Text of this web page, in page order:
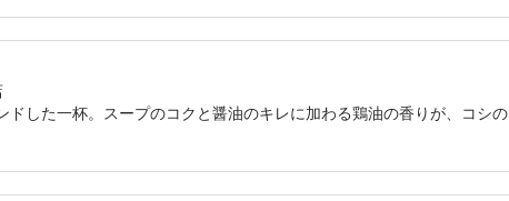
した一杯。スープのコクと醤油のキレに加わる鶏油の香りが、コシの